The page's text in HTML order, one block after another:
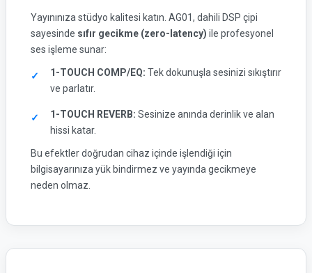
Yayınınıza stüdyo kalitesi katın. AG01, dahili DSP çipi
sayesinde sıfır gecikme (zero-latency) ile profesyonel
ses işleme sunar:
1-TOUCH COMP/EQ: Tek dokunuşla sesinizi sıkıştırır
ve parlatır.
1-TOUCH REVERB: Sesinize anında derinlik ve alan
hissi katar.
Bu efektler doğrudan cihaz içinde işlendiği için
bilgisayarınıza yük bindirmez ve yayında gecikmeye
neden olmaz.